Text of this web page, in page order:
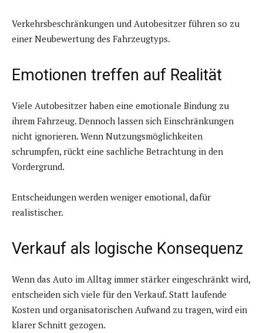
Verkehrsbeschränkungen und Autobesitzer führen so zu
einer Neubewertung des Fahrzeugtyps.
Emotionen treffen auf Realität
Viele Autobesitzer haben eine emotionale Bindung zu
ihrem Fahrzeug. Dennoch lassen sich Einschränkungen
nicht ignorieren. Wenn Nutzungsmöglichkeiten
schrumpfen, rückt eine sachliche Betrachtung in den
Vordergrund.
Entscheidungen werden weniger emotional, dafür
realistischer.
Verkauf als logische Konsequenz
Wenn das Auto im Alltag immer stärker eingeschränkt wird,
entscheiden sich viele für den Verkauf. Statt laufende
Kosten und organisatorischen Aufwand zu tragen, wird ein
klarer Schnitt gezogen.